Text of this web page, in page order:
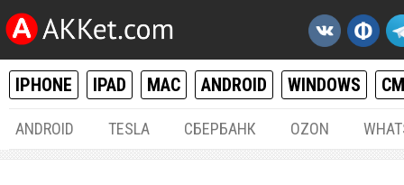
IPHONE IPAD MAC ANDROID WINDOWS
ANDROID TESLA СБЕРБАНК OZON